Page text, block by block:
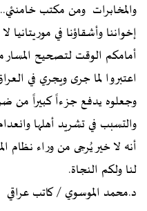
والمخابرات ومن مكتب
إخواننا وأشقاؤنا في موريتانيا
أمامكم الوقت لتصحيح المسار
اعتبروا لما جرى ويجري في
وجعلوه يدفع جزءاً كبيراً من
والتسبب في تشريد أهلها
أنه لا خير يُرجى من وراء نظام
لنا ولكم النجاة.
د.محمد الموسوي / كاتب عراقي